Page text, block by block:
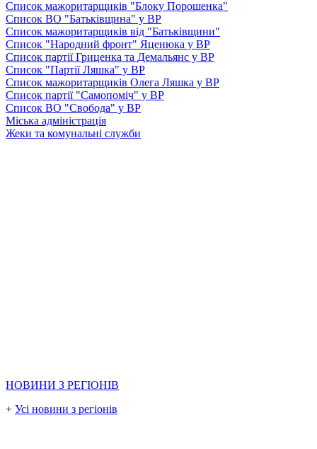
Список мажоритарщиків "Блоку Порошенка"
Список ВО "Батьківщина" у ВР
Список мажоритарщиків від "Батьківщини"
Список "Народний фронт" Яценюка у ВР
Список партії Гриценка та Демальянс у ВР
Список "Партії Ляшка" у ВР
Список мажоритарщиків Олега Ляшка у ВР
Список партії "Самопоміч" у ВР
Список ВО "Свобода" у ВР
Міська адміністрація
Жеки та комунальні служби
НОВИНИ З РЕГІОНІВ
+ Усі новини з регіонів